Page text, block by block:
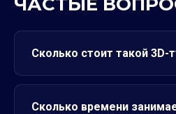
Сколько стоит такой 3D-
Сколько времени